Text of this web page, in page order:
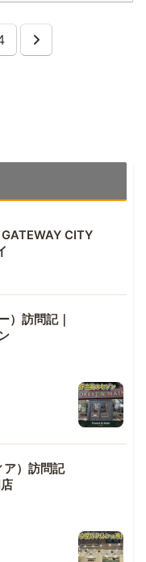
次
CITY
）訪問記｜
）訪問記